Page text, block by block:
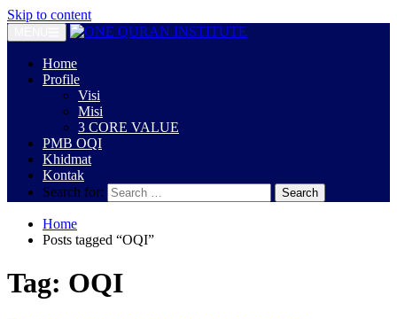
Skip to content
Home
Profile
Visi
Misi
3 CORE VALUE
PMB OQI
Khidmat
Kontak
Search for:
Home
Posts tagged “OQI”
Tag: OQI